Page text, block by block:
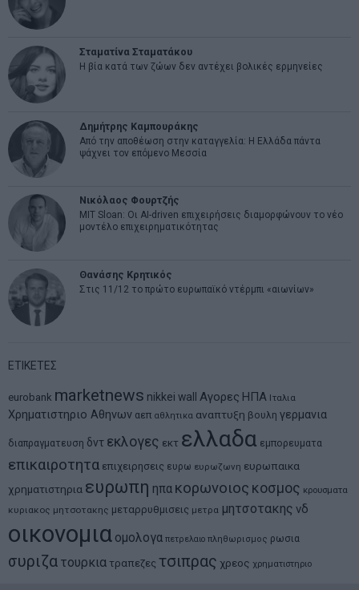
Σταματίνα Σταματάκου
Η βία κατά των ζώων δεν αντέχει βολικές ερμηνείες
Δημήτρης Καμπουράκης
Από την αποθέωση στην καταγγελία: Η Ελλάδα πάντα
ψάχνει τον επόμενο Μεσσία
Νικόλαος Φουρτζής
MIT Sloan: Οι AI-driven επιχειρήσεις διαμορφώνουν το νέο
μοντέλο επιχειρηματικότητας
Θανάσης Κρητικός
Στις 11/12 το πρώτο ευρωπαϊκό ντέρμπι «αιωνίων»
ΕΤΙΚΕΤΕΣ
eurobank marketnews nikkei wall Αγορες ΗΠΑ Ιταλια
Χρηματιστηριο Αθηνων αεπ αθλητικα αναπτυξη βουλη γερμανια
διαπραγματευση δντ εκλογες εκτ ελλαδα εμπορευματα
επικαιροτητα επιχειρησεις ευρω ευρωζωνη ευρωπαικα
χρηματιστηρια ευρωπη ηπα κορωνοιος κοσμος κρουσματα
κυριακος μητσοτακης μεταρρυθμισεις μετρα μητσοτακης νδ
οικονομια ομολογα πετρελαιο πληθωρισμος ρωσια
συριζα τουρκια τραπεζες τσιπρας χρεος χρηματιστηριο